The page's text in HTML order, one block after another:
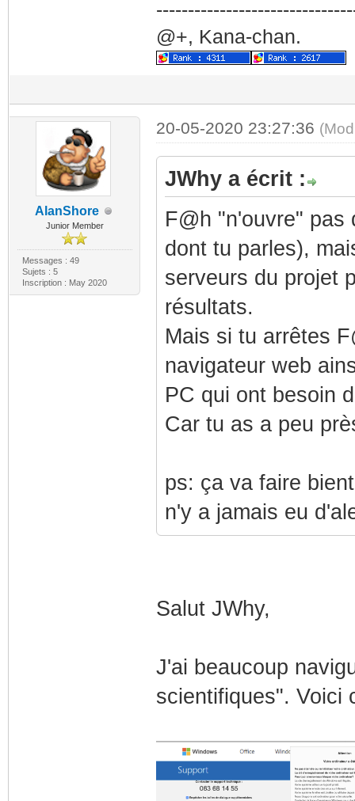
@+, Kana-chan.
AlanShore
Junior Member
Messages : 49
Sujets : 5
Inscription : May 2020
20-05-2020 23:27:36
JWhy a écrit :
F@h "n'ouvre"
dont tu parles),
serveurs du projet
résultats.
Mais si tu arrêtes
navigateur web
PC qui ont besoin
Car tu as a peu
ps: ça va faire
n'y a jamais eu
Salut JWhy,
J'ai beaucoup
scientifiques". Voici